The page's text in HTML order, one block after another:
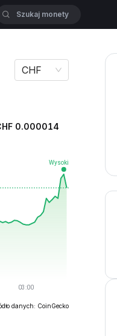
CHF
0.000014
danych: CoinGecko